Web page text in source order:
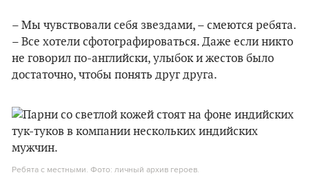
– Мы чувствовали себя звездами, – смеются ребята.
– Все хотели сфотографироваться. Даже если никто
не говорил по-английски, улыбок и жестов было
достаточно, чтобы понять друг друга.
Ребята с местными. Фото: личный архив героев.